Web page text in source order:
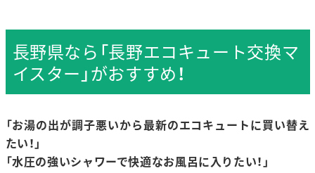
長野県なら「長野エコキュート交換マ
イスター」がおすすめ！
「お湯の出が調子悪いから最新のエコキュートに買い替え
たい！」
「水圧の強いシャワーで快適なお風呂に入りたい！」